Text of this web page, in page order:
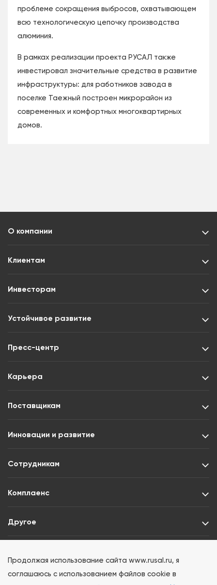
проблеме сокращения выбросов, охватывающем
всю технологическую цепочку производства
алюминия.
В рамках реализации проекта РУСАЛ также
инвестировал значительные средства в развитие
инфраструктуры: для работников завода в
поселке Таежный построен микрорайон из
современных и комфортных многоквартирных
домов.
О компании
Клиентам
Инвесторам
Устойчивое развитие
Пресс-центр
Карьера
Поставщикам
Инновации и развитие
Сотрудникам
Комплаенс
Другое
Раскрытие информации ООО «Интерфакс-ЦРКИ»
Продолжая использование сайта www.rusal.ru, я
соглашаюсь с использованием файлов cookie в